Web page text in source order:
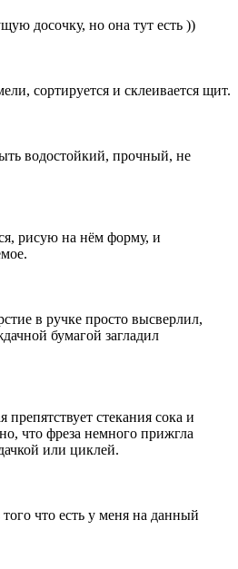
досочку, но она тут есть ))
сортируется и склеивается щит.
водостойкий, прочный, не
рисую на нём форму, и
в ручке просто высверлил,
бумагой загладил
препятствует стекания сока и
что фреза немного прижгла
или циклей.
что есть у меня на данный